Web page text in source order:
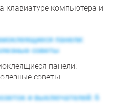
клавиатуре компьютера и
панели:
советы